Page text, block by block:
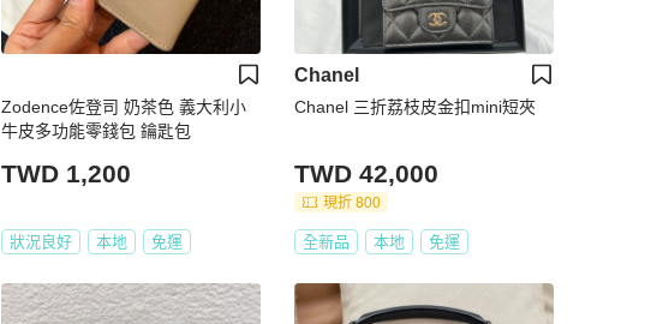
Zodence佐登司 奶茶色 義大利小
牛皮多功能零錢包 鑰匙包
TWD 1,200
狀況良好 本地 免運
Chanel
Chanel 三折荔枝皮金扣mini短夾
TWD 42,000
現折 800
全新品 本地 免運